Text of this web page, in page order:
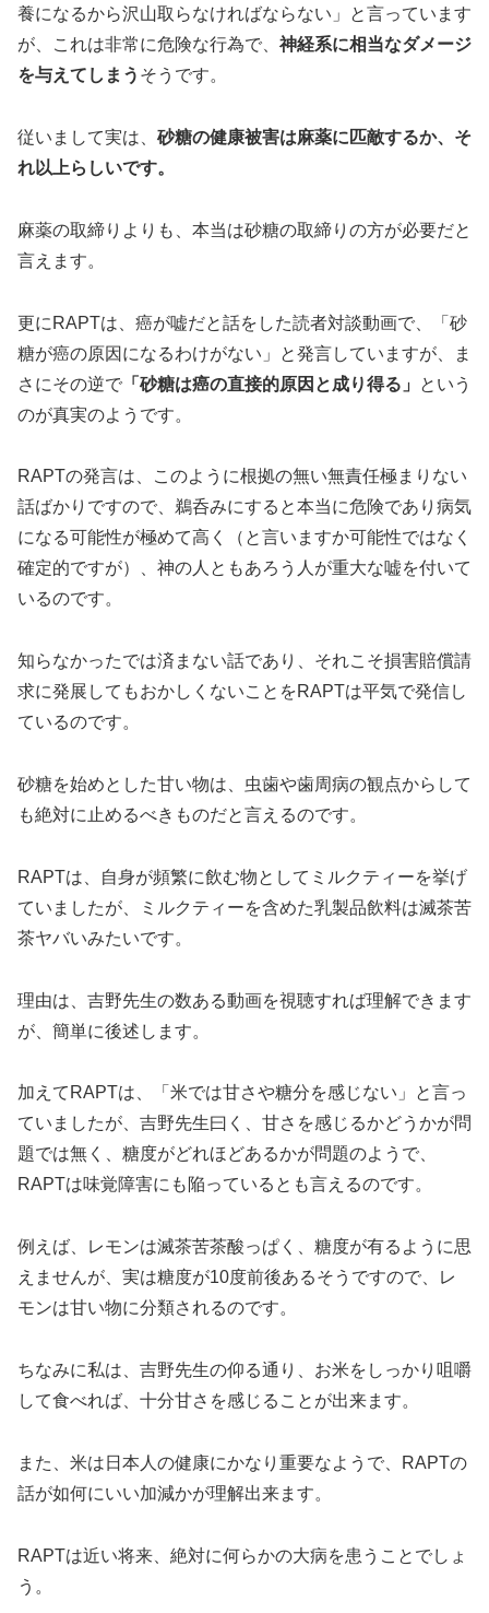
養になるから沢山取らなければならない」と言っています
が、これは非常に危険な行為で、 神経系に相当なダメージ
を与えてしまう そうです。
従いまして実は、 砂糖の健康被害は麻薬に匹敵するか、そ
れ以上らしいです。
麻薬の取締りよりも、本当は砂糖の取締りの方が必要だと
言えます。
更にRAPTは、癌が嘘だと話をした読者対談動画で、「砂
糖が癌の原因になるわけがない」と発言していますが、ま
さにその逆で 「砂糖は癌の直接的原因と成り得る」
という
のが真実のようです。
RAPTの発言は、このように根拠の無い無責任極まりない
話ばかりですので、鵜呑みにすると本当に危険であり病気
になる可能性が極めて高く（と言いますか可能性ではなく
確定的ですが）、神の人ともあろう人が重大な嘘を付いて
いるのです。
知らなかったでは済まない話であり、それこそ損害賠償請
求に発展してもおかしくないことをRAPTは平気で発信し
ているのです。
砂糖を始めとした甘い物は、虫歯や歯周病の観点からして
も絶対に止めるべきものだと言えるのです。
RAPTは、自身が頻繁に飲む物としてミルクティーを挙げ
ていましたが、ミルクティーを含めた乳製品飲料は滅茶苦
茶ヤバいみたいです。
理由は、吉野先生の数ある動画を視聴すれば理解できます
が、簡単に後述します。
加えてRAPTは、「米では甘さや糖分を感じない」と言っ
ていましたが、吉野先生曰く、甘さを感じるかどうかが問
題では無く、糖度がどれほどあるかが問題のようで、
RAPTは味覚障害にも陥っているとも言えるのです。
例えば、レモンは滅茶苦茶酸っぱく、糖度が有るように思
えませんが、実は糖度が10度前後あるそうですので、レ
モンは甘い物に分類されるのです。
ちなみに私は、吉野先生の仰る通り、お米をしっかり咀嚼
して食べれば、十分甘さを感じることが出来ます。
また、米は日本人の健康にかなり重要なようで、RAPTの
話が如何にいい加減かが理解出来ます。
RAPTは近い将来、絶対に何らかの大病を患うことでしょ
う。